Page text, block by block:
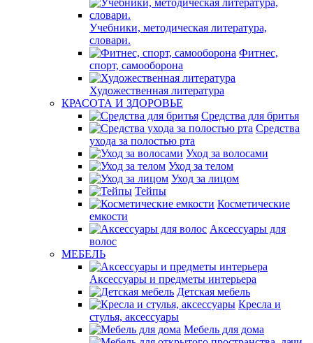
Учебники, методическая литература,
словари.
Фитнес,
спорт, самооборона
Художественная литература
КРАСОТА И ЗДОРОВЬЕ
Средства для бритья
Средства
ухода за полостью рта
Уход за волосами
Уход за телом
Уход за лицом
Тейпы
Косметические
емкости
Аксессуары для
волос
МЕБЕЛЬ
Аксессуары и предметы интерьера
Детская мебель
Кресла и
стулья, аксессуары
Мебель для дома